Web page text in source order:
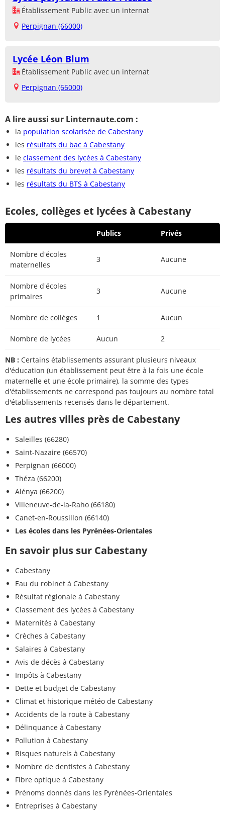
Établissement Public avec un internat
Perpignan (66000)
Lycée Léon Blum
Établissement Public avec un internat
Perpignan (66000)
A lire aussi sur Linternaute.com :
la population scolarisée de Cabestany
les résultats du bac à Cabestany
le classement des lycées à Cabestany
les résultats du brevet à Cabestany
les résultats du BTS à Cabestany
Ecoles, collèges et lycées à Cabestany
Publics Privés
Nombre d'écoles
maternelles
3 Aucune
Nombre d'écoles
primaires
3 Aucune
Nombre de collèges 1 Aucun
Nombre de lycées Aucun 2
NB : Certains établissements assurant plusieurs niveaux
d'éducation (un établissement peut être à la fois une école
maternelle et une école primaire), la somme des types
d'établissements ne correspond pas toujours au nombre total
d'établissements recensés dans le département.
Les autres villes près de Cabestany
Saleilles (66280)
Saint-Nazaire (66570)
Perpignan (66000)
Théza (66200)
Alénya (66200)
Villeneuve-de-la-Raho (66180)
Canet-en-Roussillon (66140)
Les écoles dans les Pyrénées-Orientales
En savoir plus sur Cabestany
Cabestany
Eau du robinet à Cabestany
Résultat régionale à Cabestany
Classement des lycées à Cabestany
Maternités à Cabestany
Crèches à Cabestany
Salaires à Cabestany
Avis de décès à Cabestany
Impôts à Cabestany
Dette et budget de Cabestany
Climat et historique météo de Cabestany
Accidents de la route à Cabestany
Délinquance à Cabestany
Pollution à Cabestany
Risques naturels à Cabestany
Nombre de dentistes à Cabestany
Fibre optique à Cabestany
Prénoms donnés dans les Pyrénées-Orientales
Entreprises à Cabestany